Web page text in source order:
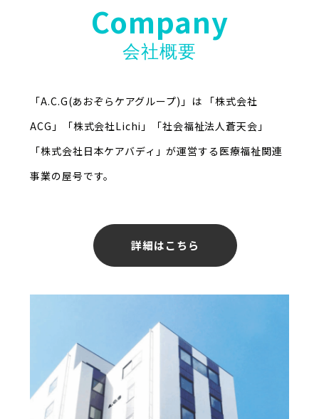
Company
会社概要
「A.C.G(あおぞらケアグループ)」は 「株式会社
ACG」「株式会社Lichi」「社会福祉法人蒼天会」
「株式会社日本ケアバディ」が運営する医療福祉関連
事業の屋号です。
詳細はこちら